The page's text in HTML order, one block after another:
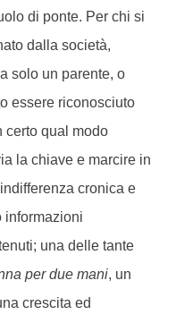
di ponte. Per chi si
dalla società,
solo un parente, o
essere riconosciuto
certo qual modo
la chiave e marcire in
cronica e
informazioni
una delle tante
per due mani, un
crescita ed